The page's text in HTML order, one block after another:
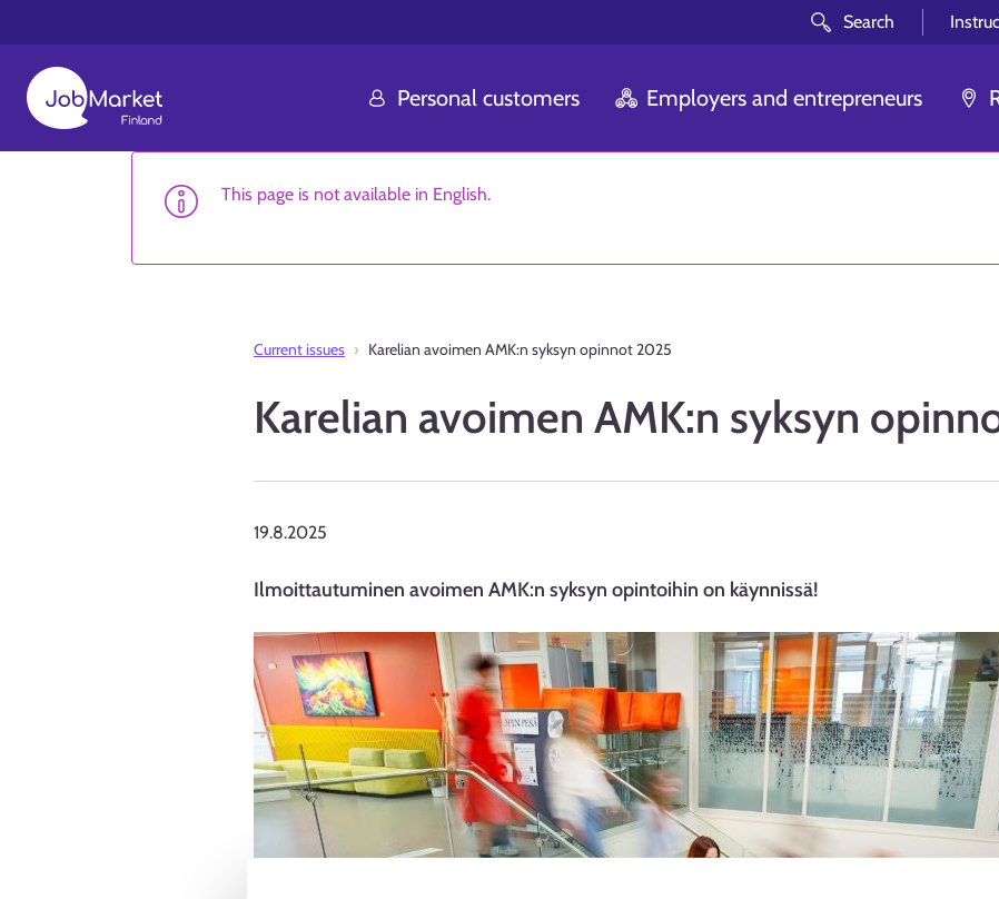
Search
Personal customers Employers and entrepreneurs
This page is not available in English.
Current issues Karelian avoimen AMK:n syksyn opinnot 2025
Karelian avoimen AMK:n syksyn
19.8.2025
Ilmoittautuminen avoimen AMK:n syksyn opintoihin on käynnissä!